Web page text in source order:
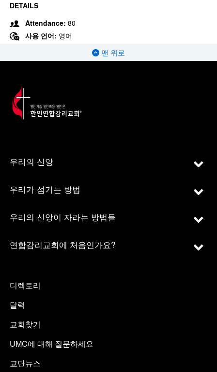
DETAILS
Attendance: 80
사용 언어: 영어
맨 위로
우리의 신앙
우리가 섬기는 방법
우리의 신앙이 자라는 방법들
연합감리교회에 처음인가요?
디렉토리
달력
교회찾기
UMC에 대해 질문하세요
교단뉴스